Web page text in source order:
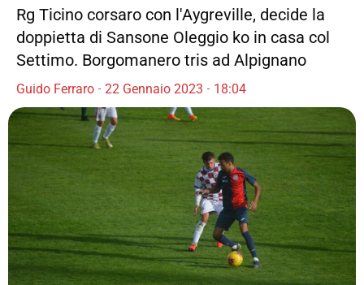
Rg Ticino corsaro con l'Aygreville, decide la
doppietta di Sansone Oleggio ko in casa col
Settimo. Borgomanero tris ad Alpignano
Guido Ferraro 22 Gennaio 2023 18:04